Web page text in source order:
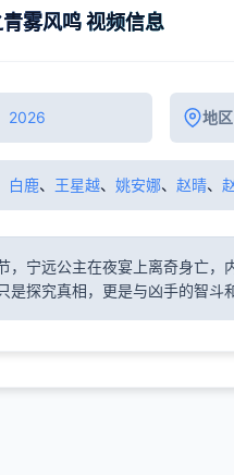
雾风鸣 视频信息
2026 地区
白鹿、 王星越、 姚安娜、 赵晴、
，宁远公主在夜宴上离奇身亡
是探究真相，更是与凶手的智斗